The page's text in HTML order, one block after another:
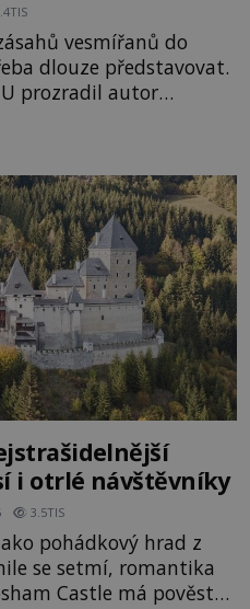
vesmířanů do
dlouze představovat.
prozradil autor
švýcarský badatel
Marsu vzdálena asi
i otrlé návštěvníky
3.5TIS
pohádkový hrad z
se setmí, romantika
Castle má pověst